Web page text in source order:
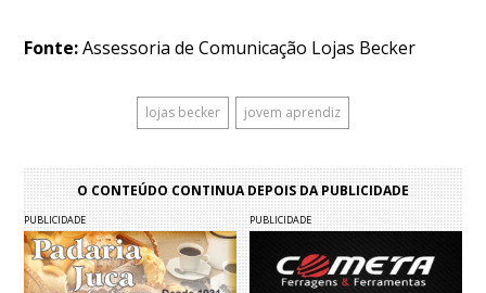
Fonte:Assessoria de Comunicação Lojas Becker
lojas becker jovem aprendiz
O CONTEÚDO CONTINUA DEPOIS DA PUBLICIDADE
PUBLICIDADE PUBLICIDADE